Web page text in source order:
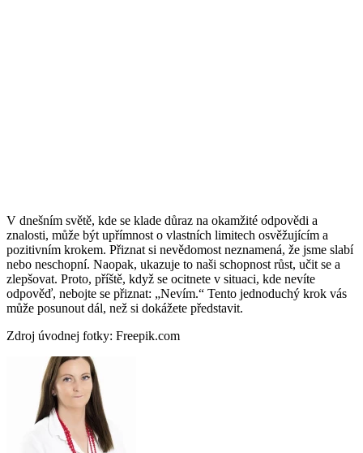
V dnešním světě, kde se klade důraz na okamžité odpovědi a
znalosti, může být upřímnost o vlastních limitech osvěžujícím a
pozitivním krokem. Přiznat si nevědomost neznamená, že jsme slabí
nebo neschopní. Naopak, ukazuje to naši schopnost růst, učit se a
zlepšovat. Proto, příště, když se ocitnete v situaci, kde nevíte
odpověď, nebojte se přiznat: „Nevím.“ Tento jednoduchý krok vás
může posunout dál, než si dokážete představit.
Zdroj úvodnej fotky: Freepik.com